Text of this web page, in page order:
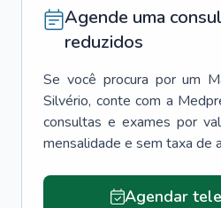
Agende uma
reduzidos
Se você procura por um
Silvério, conte com a
consultas e exames por
mensalidade e sem taxa de
Agendar